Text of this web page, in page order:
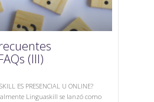
(III)
ES PRESENCIAL U ONLINE?
Linguaskill se lanzó como